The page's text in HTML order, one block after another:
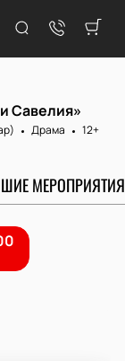
Савелия»
Драма
12+
МЕРОПРИЯТИЯ